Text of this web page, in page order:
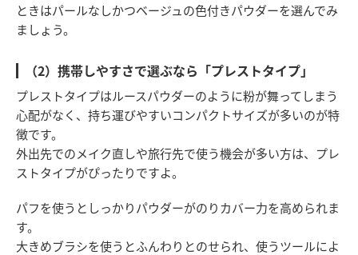
ときはパールなしかつベージュの色付きパウダーを選んでみ
ましょう。
（2）携帯しやすさで選ぶなら「プレストタイプ」
プレストタイプはルースパウダーのように粉が舞ってしまう
心配がなく、持ち運びやすいコンパクトサイズが多いのが特
徴です。
外出先でのメイク直しや旅行先で使う機会が多い方は、プレ
ストタイプがぴったりですよ。
パフを使うとしっかりパウダーがのりカバー力を高められま
す。
大きめブラシを使うとふんわりとのせられ、使うツールによ